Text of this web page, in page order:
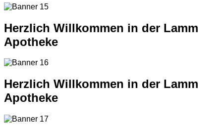
Herzlich Willkommen in der Lamm
Apotheke
Herzlich Willkommen in der Lamm
Apotheke